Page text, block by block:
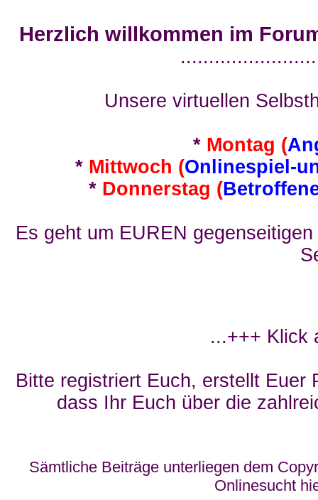
Herzlich willkommen im
Unsere virtuellen
* Montag (
* Mittwoch (Onlinespiel-
* Donnerstag (
Es geht um EUREN
...+++ Klick
Bitte registriert Euch, erstellt Euer
dass Ihr Euch über die
Sämtliche Beiträge unterliegen dem
Onlinesucht